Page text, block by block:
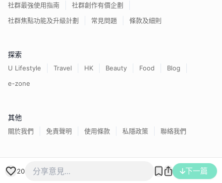
20 下一篇
社群最強使用指南
社群創作有價企劃
社群焦點功能及升級計劃
常見問題 條款及細則
探索
U Lifestyle Travel HK Beauty Food
Blog
e-zone
其他
關於我們 免責聲明 使用條款 私隱政策 聯絡我們
香港經濟日報版權所有©